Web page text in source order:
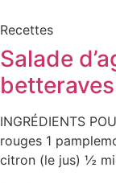
Recettes
Salade
betteraves
INGRÉDIENTS
rouges 1
citron (le jus) ½